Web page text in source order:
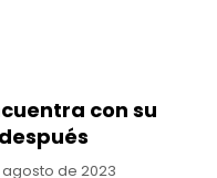
con su
agosto de 2023